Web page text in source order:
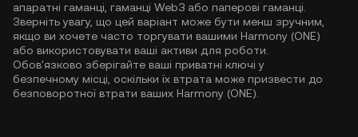
апаратні гаманці, гаманці Web3 або паперові гаманці.
Зверніть увагу, що цей варіант може бути менш зручним,
якщо ви хочете часто торгувати вашими Harmony (ONE)
або використовувати ваші активи для роботи.
Обов'язково зберігайте ваші приватні ключі у
безпечному місці, оскільки їх втрата може призвести до
безповоротної втрати ваших Harmony (ONE).